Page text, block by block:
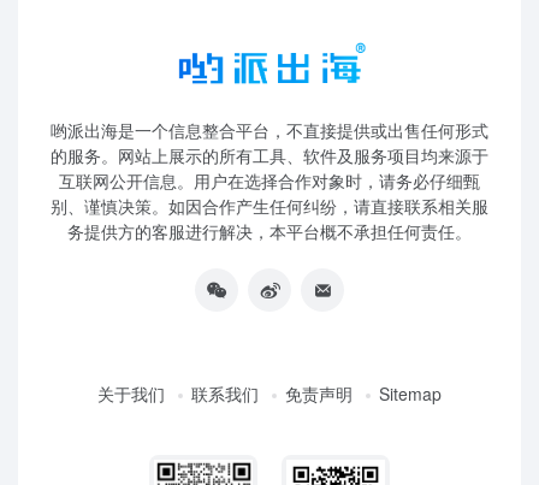
哟派出海是一个信息整合平台，不直接提供或出售任何形式
的服务。网站上展示的所有工具、软件及服务项目均来源于
互联网公开信息。用户在选择合作对象时，请务必仔细甄
别、谨慎决策。如因合作产生任何纠纷，请直接联系相关服
务提供方的客服进行解决，本平台概不承担任何责任。
关于我们 联系我们 免责声明 Sitemap